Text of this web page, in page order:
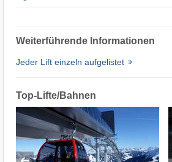
Weiterführende Informationen
Jeder Lift einzeln aufgelistet
Top-Lifte/Bahnen